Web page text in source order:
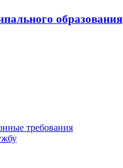
образования
требования